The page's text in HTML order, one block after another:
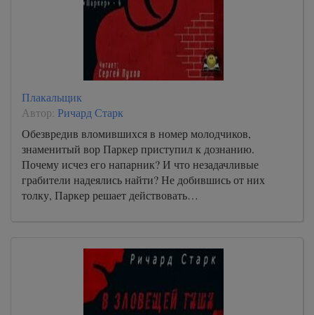
Плакальщик
Автор: Ричард Старк
Обезвредив вломившихся в номер молодчиков,
знаменитый вор Паркер приступил к дознанию.
Почему исчез его напарник? И что незадачливые
грабители надеялись найти? Не добившись от них
толку, Паркер решает действовать…